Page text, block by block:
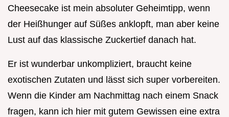
Cheesecake ist mein absoluter Geheimtipp, wenn
der Heißhunger auf Süßes anklopft, man aber keine
Lust auf das klassische Zuckertief danach hat.
Er ist wunderbar unkompliziert, braucht keine
exotischen Zutaten und lässt sich super vorbereiten.
Wenn die Kinder am Nachmittag nach einem Snack
fragen, kann ich hier mit gutem Gewissen eine extra